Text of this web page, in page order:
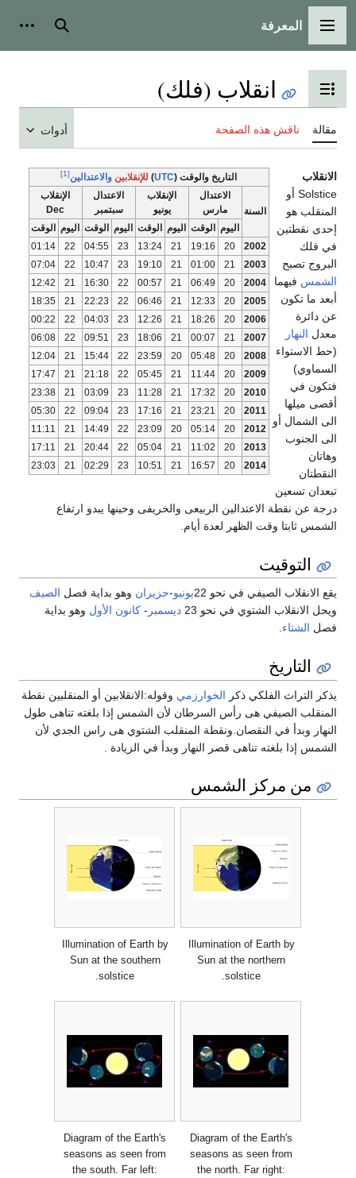
القائمة الرئيسية
المعرفة بحث
تبديل عرض جدول المحتويات
انقلاب (فلك)
مقالة ناقش هذه الصفحة أدوات
التاريخ والوقت (UTC
) للإنقلابين والاعتدالين[1]
السنة
الاعتدال
مارس
الإنقلاب
يونيو
الاعتدال
سبتمبر
الإنقلاب
Dec
اليوم
الوقت اليوم الوقت اليوم الوقت اليوم
الوقت
2002
20
19:16
21
13:24
23
04:55
22
01:14
2003
21
01:00
21
19:10
23
10:47
22
07:04
2004
20
06:49
21
00:57
22
16:30
21
12:42
2005
20
12:33
21
06:46
22
22:23
21
18:35
2006
20
18:26
21
12:26
23
04:03
22
00:22
2007
21
00:07
21
18:06
23
09:51
22
06:08
2008
20
05:48
20
23:59
22
15:44
21
12:04
2009
20
11:44
21
05:45
22
21:18
21
17:47
2010
20
17:32
21
11:28
23
03:09
21
23:38
2011
20
23:21
21
17:16
23
09:04
22
05:30
2012
20
05:14
20
23:09
22
14:49
21
11:11
2013
20
11:02
21
05:04
22
20:44
21
17:11
2014
20
16:57
21
10:51
23
02:29
21
23:03
الانقلاب
Solstice أو
المنقلب هو
إحدى نقطتين
في فلك
البروج تصبح
الشمس فيهما
أبعد ما تكون
عن دائرة
معدل النهار
(حط الاستواء
السماوي)
فتكون في
أقصى ميلها
الى الشمال أو
الى الجنوب
وهاتان
النقطتان
تبعدان تسعين
درجة عن نقطة الاعتدالين الربيعى والخريفى وحينها يبدو ارتفاع
الشمس ثابتا وقت الظهر لعدة أيام.
التوقيت
يقع الانقلاب الصيفي في نحو 22 يونيو-حزيران وهو بداية فصل الصيف
ويحل الانقلاب الشتوي في نحو 23
ديسمبر - كانون الأول وهو بداية
فصل الشتاء.
التاريخ
يذكر التراث الفلكي ذكر الخوارزمي وقوله:الانقلابين أو المنقلبين نقطة
المنقلب الصيفي هى رأس السرطان لأن الشمس إذا بلغته تناهى طول
النهار وبدأ في النقصان.ونقطة المنقلب الشتوي هى راس الجدي لأن
الشمس إذا بلغته تناهى قصر النهار وبدأ في الزيادة .
من مركز الشمس
Illumination of Earth by
Sun at the northern
solstice.
Illumination of Earth by
Sun at the southern
solstice.
Diagram of the Earth's
seasons as seen from
the north. Far right:
Diagram of the Earth's
seasons as seen from
the south. Far left: